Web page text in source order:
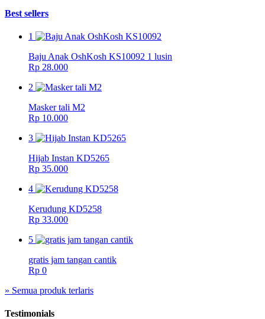
Best sellers
1
Baju Anak OshKosh KS10092 1 lusin
Rp 28.000
2
Masker tali M2
Rp 10.000
3
Hijab Instan KD5265
Rp 35.000
4
Kerudung KD5258
Rp 33.000
5
gratis jam tangan cantik
Rp 0
» Semua produk terlaris
Testimonials